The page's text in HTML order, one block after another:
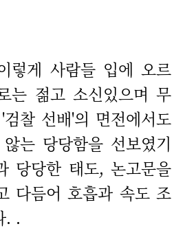
렇게 사람들 입에 오르
는 젊고 소신있으며 무
찰 선배'의 면전에서도
는 당당함을 선보였기
당당한 태도, 논고문을
다듬어 호흡과 속도 조
. .